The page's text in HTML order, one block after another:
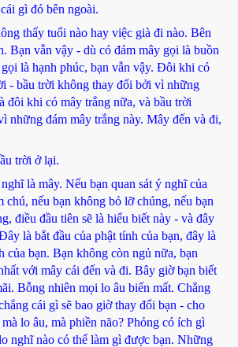
gì đó bên ngoài.
thấy tuổi nào hay việc già đi nào. Bên
Bạn vẫn vậy - dù có đám mây gọi là buồn
là hạnh phúc, bạn vẫn vậy. Đôi khi có
- bầu trời không thay đổi bởi vì những
đôi khi có mây trắng nữa, và bầu trời
những đám mây trắng này. Mây đến và đi,
trời ở lại.
là mây. Nếu bạn quan sát ý nghĩ của
chú, nếu bạn không bỏ lỡ chúng, nếu bạn
điều đầu tiên sẽ là hiểu biết này - và đây
là bắt đầu của phật tính của bạn, đây là
của bạn. Bạn không còn ngủ nữa, bạn
với mây cái đến và đi. Bây giờ bạn biết
Bỗng nhiên mọi lo âu biến mất. Chẳng
cái gì sẽ bao giờ thay đổi bạn - cho
lo âu, mà phiền não? Phỏng có ích gì
nghĩ nào có thể làm gì được bạn. Những